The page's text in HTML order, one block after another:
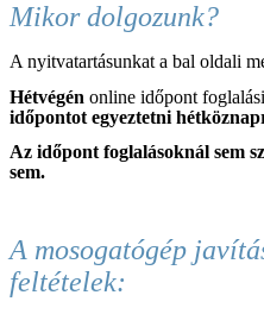
Mikor dolgozunk?
A nyitvatartásunkat a bal oldali
Hétvégén online időpont
időpontot egyeztetni
Az időpont foglalásoknál sem
sem.
A mosogatógép
feltételek: